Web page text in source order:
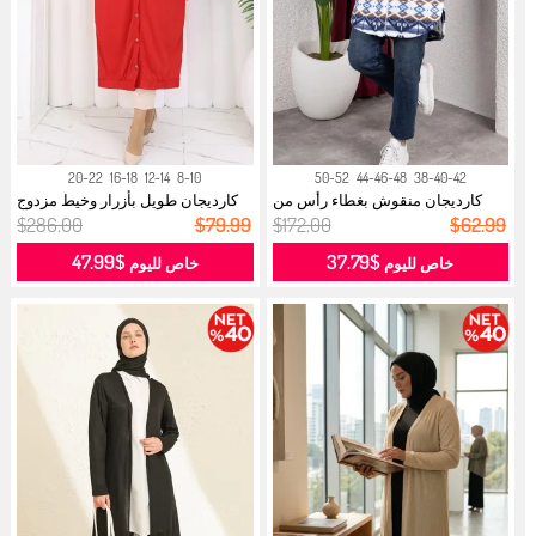
38-40-42
44-46-48
50-52
كارديجان منقوش بغطاء رأس من
القطيفة...
$172.00 $62.99
خاص لليوم $37.79
8-10
12-14
16-18
20-22
كارديجان طويل بأزرار وخيط مزدوج
018...
$286.00 $79.99
خاص لليوم$47.99